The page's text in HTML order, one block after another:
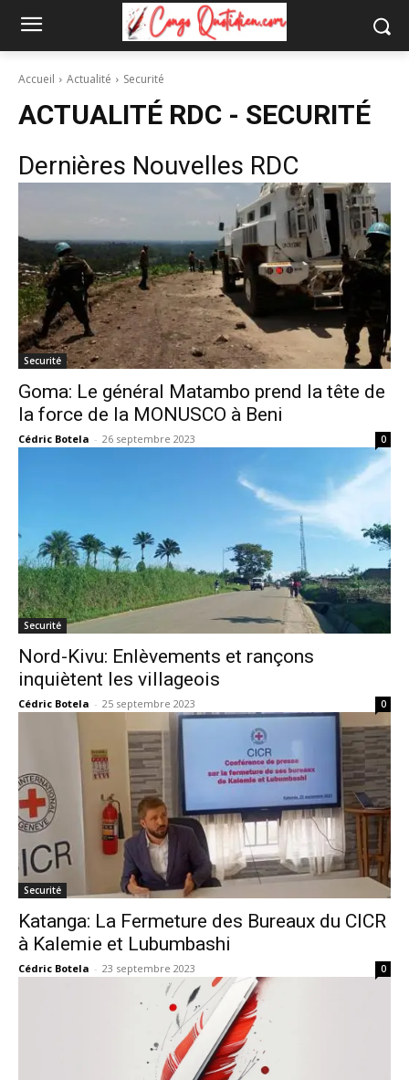
Accueil Actualité Securité
ACTUALITÉ RDC - SECURITÉ
Dernières Nouvelles RDC
Securité
Goma: Le général Matambo prend la tête de
la force de la MONUSCO à Beni
Cédric Botela - 26 septembre 2023 0
Securité
Nord-Kivu: Enlèvements et rançons
inquiètent les villageois
Cédric Botela - 25 septembre 2023 0
Securité
Katanga: La Fermeture des Bureaux du CICR
à Kalemie et Lubumbashi
Cédric Botela - 23 septembre 2023 0